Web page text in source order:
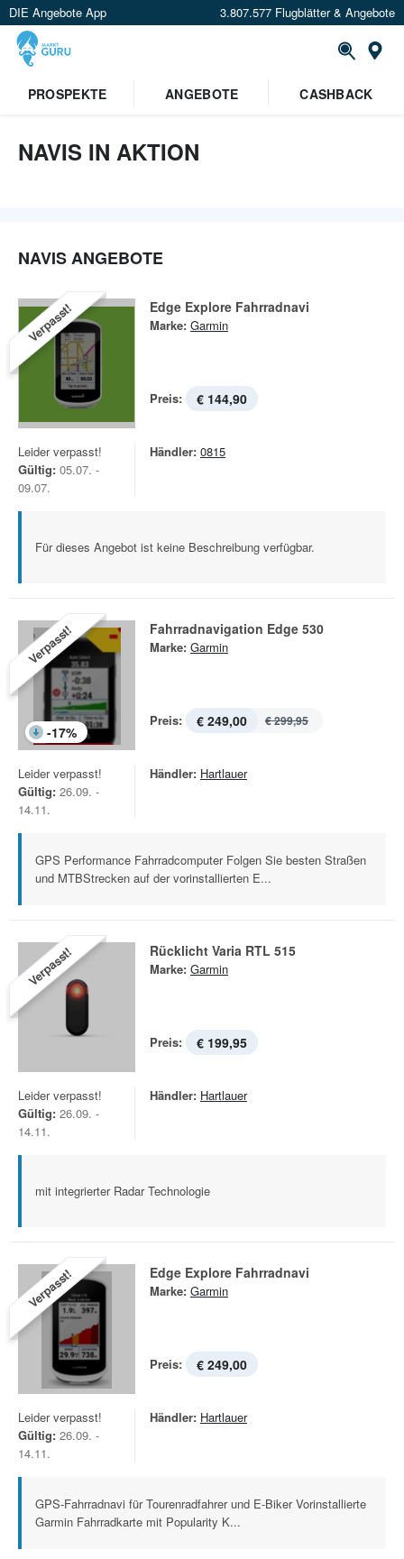
DIE Angebote App 3.807.577 Flugblätter & Angebote
PROSPEKTE
ANGEBOTE CASHBACK
NAVIS IN AKTION
NAVIS ANGEBOTE
Verpasst! Edge Explore Fahrradnavi
Marke: Garmin
Preis: € 144,90
Leider verpasst!
Gültig: 05.07. -
09.07.
Händler: 0815
Für dieses Angebot ist keine Beschreibung verfügbar.
Verpasst!
-17%
Fahrradnavigation Edge 530
Marke: Garmin
Preis: € 249,00 € 299,95
Leider verpasst!
Gültig: 26.09. -
14.11.
Händler: Hartlauer
GPS Performance Fahrradcomputer Folgen Sie besten Straßen
und MTBStrecken auf der vorinstallierten E...
Verpasst! Rücklicht Varia RTL 515
Marke: Garmin
Preis: € 199,95
Leider verpasst!
Gültig: 26.09. -
14.11.
Händler: Hartlauer
mit integrierter Radar Technologie
Verpasst! Edge Explore Fahrradnavi
Marke: Garmin
Preis: € 249,00
Leider verpasst!
Gültig: 26.09. -
14.11.
Händler: Hartlauer
GPS-Fahrradnavi für Tourenradfahrer und E-Biker Vorinstallierte
Garmin Fahrradkarte mit Popularity K...